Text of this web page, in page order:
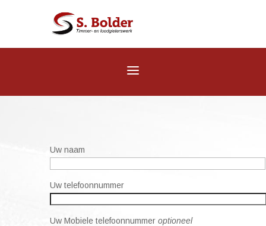
Uw naam
Uw telefoonnummer
Uw Mobiele telefoonnummer optioneel